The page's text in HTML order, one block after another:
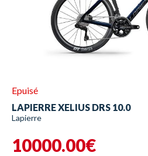
Epuisé
LAPIERRE XELIUS DRS 10.0
Lapierre
10000.00€